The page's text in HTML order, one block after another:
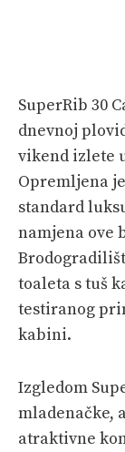
SuperRib 30
dnevnoj
vikend izlete
Opremljena
standard
namjena ove
toaleta s tuš
testiranog
kabini.
Izgledom
mladenačke,
atraktivne